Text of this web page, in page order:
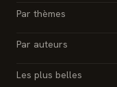
Par thèmes
Par auteurs
Les plus belles